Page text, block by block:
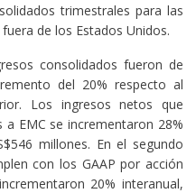
trimestrales para las
de los Estados Unidos.
consolidados fueron de
del 20% respecto al
Los ingresos netos que
EMC se incrementaron 28%
millones. En el segundo
con los GAAP por acción
20% interanual,